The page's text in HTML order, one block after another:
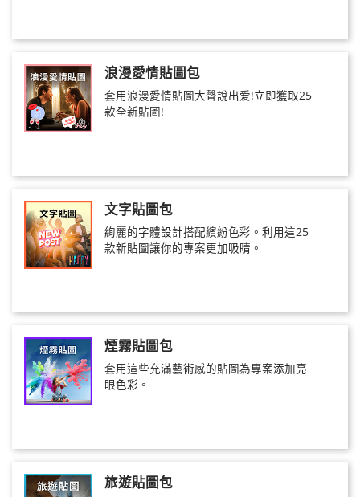
浪漫愛情貼圖包
套用浪漫愛情貼圖大聲說出爱!立即獲取25
款全新貼圖!
文字貼圖包
絢麗的字體設計搭配繽紛色彩。利用這25
款新貼圖讓你的專案更加吸睛。
煙霧貼圖包
套用這些充滿藝術感的貼圖為專案添加亮
眼色彩。
旅遊貼圖包